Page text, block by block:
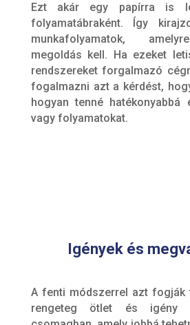
Ezt akár egy papírra is
folyamatábraként. Így
munkafolyamatok,
megoldás kell. Ha ezeket
rendszereket forgalmazó
fogalmazni azt a kérdést,
hogyan tenné
vagy folyamatokat.
Igények és
A fenti módszerrel azt fogják
rengeteg ötlet és